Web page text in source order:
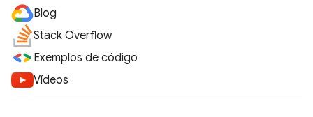
Blog
Stack Overflow
Exemplos de código
Vídeos